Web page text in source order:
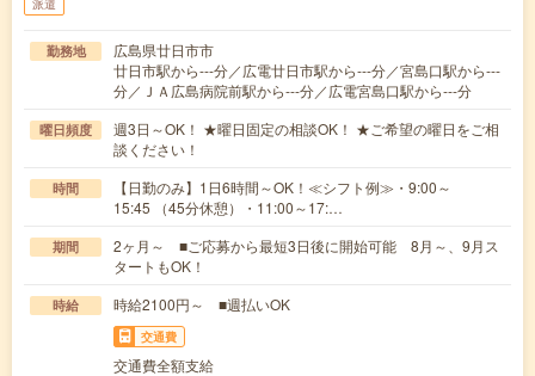
派遣
勤務地
広島県廿日市市
廿日市駅から---分／広電廿日市駅から---分／宮島口駅から---
分／ＪＡ広島病院前駅から---分／広電宮島口駅から---分
曜日頻度
週3日～OK！ ★曜日固定の相談OK！ ★ご希望の曜日をご相
談ください！
時間
【日勤のみ】1日6時間～OK！≪シフト例≫・9:00～
15:45 （45分休憩）・11:00～17:…
期間
2ヶ月～ ■ご応募から最短3日後に開始可能 8月～、9月ス
タートもOK！
時給 時給2100円～ ■週払いOK
交通費
交通費全額支給